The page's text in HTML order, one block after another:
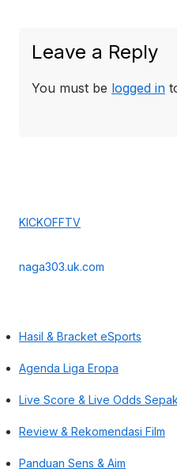
Leave a Reply
You must be logged in
KICKOFFTV
naga303.uk.com
Hasil & Bracket eSports
Agenda Liga Eropa
Live Score & Live Odds
Review & Rekomendasi Film
Panduan Sens & Aim